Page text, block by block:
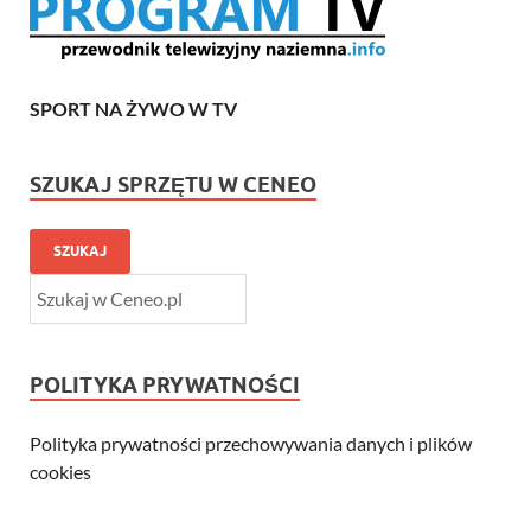
SPORT NA ŻYWO W TV
SZUKAJ SPRZĘTU W CENEO
SZUKAJ
POLITYKA PRYWATNOŚCI
Polityka prywatności przechowywania danych i plików
cookies